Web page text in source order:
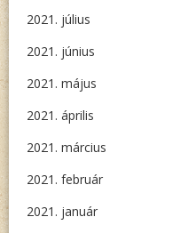
2021. július
2021. június
2021. május
2021. április
2021. március
2021. február
2021. január